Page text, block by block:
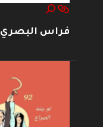
فراس البصري